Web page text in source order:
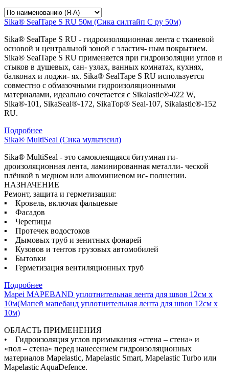
Sika® SealTape S RU 50м (Сика силтайп С ру 50м)
Sika® SealTape S RU - гидроизоляционная лента с тканевой
основой и центральной зоной с эластич- ным покрытием.
Sika® SealTape S RU применяется при гидроизоляции углов и
стыков в душевых, сан- узлах, ванных комнатах, кухнях,
балконах и лоджи- ях. Sika® SealTape S RU используется
совместно с обмазочными гидроизоляционными
материалами, идеально сочетается с Sikalastic®-022 W,
Sika®-101, SikaSeal®-172, SikaTop® Seal-107, Sikalastic®-152
RU.
Подробнее
Sika® MultiSeal (Сика мультисил)
Sika® MultiSeal - это самоклеящаяся битумная ги-
дроизоляционная лента, ламинированная металли- ческой
плёнкой в медном или алюминиевом ис- полнении.
НАЗНАЧЕНИЕ
Ремонт, защита и герметизация:
▪ Кровель, включая фальцевые
▪ Фасадов
▪ Черепицы
▪ Протечек водостоков
▪ Дымовых труб и зенитных фонарей
▪ Кузовов и тентов грузовых автомобилей
▪ Бытовки
▪ Герметизация вентиляционных труб
Подробнее
Mapei MAPEBAND уплотнительная лента для швов 12см х
10м(Мапей мапебанд уплотнительная лента для швов 12см х
10м)
ОБЛАСТЬ ПРИМЕНЕНИЯ
• Гидроизоляция углов примыкания «стена – стена» и
«пол – стена» перед нанесением гидроизоляционных
материалов Mapelastic, Mapelastic Smart, Mapelastic Turbo или
Mapelastic AquaDefence.